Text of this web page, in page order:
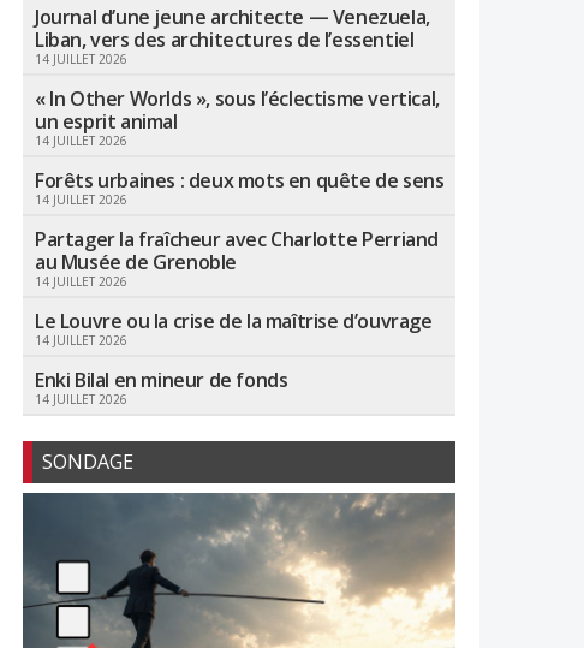
Journal d’une jeune architecte — Venezuela,
Liban, vers des architectures de l’essentiel
14 JUILLET 2026
« In Other Worlds », sous l’éclectisme vertical,
un esprit animal
14 JUILLET 2026
Forêts urbaines : deux mots en quête de sens
14 JUILLET 2026
Partager la fraîcheur avec Charlotte Perriand
au Musée de Grenoble
14 JUILLET 2026
Le Louvre ou la crise de la maîtrise d’ouvrage
14 JUILLET 2026
Enki Bilal en mineur de fonds
14 JUILLET 2026
SONDAGE